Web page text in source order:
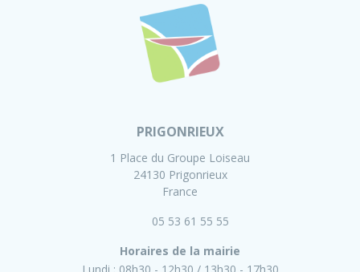
PRIGONRIEUX
1 Place du Groupe Loiseau
24130 Prigonrieux
France
05 53 61 55 55
Horaires de la mairie
Lundi : 08h30 - 12h30
13h30 - 17h30